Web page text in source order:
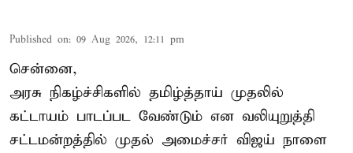
Published on: 09 Aug 2026, 12:11 pm
சென்னை,
அரசு நிகழ்ச்சிகளில் தமிழ்த்தாய் முதலில்
கட்டாயம் பாடப்பட வேண்டும் என வலியுறுத்தி
சட்டமன்றத்தில் முதல் அமைச்சர் விஜய் நாளை